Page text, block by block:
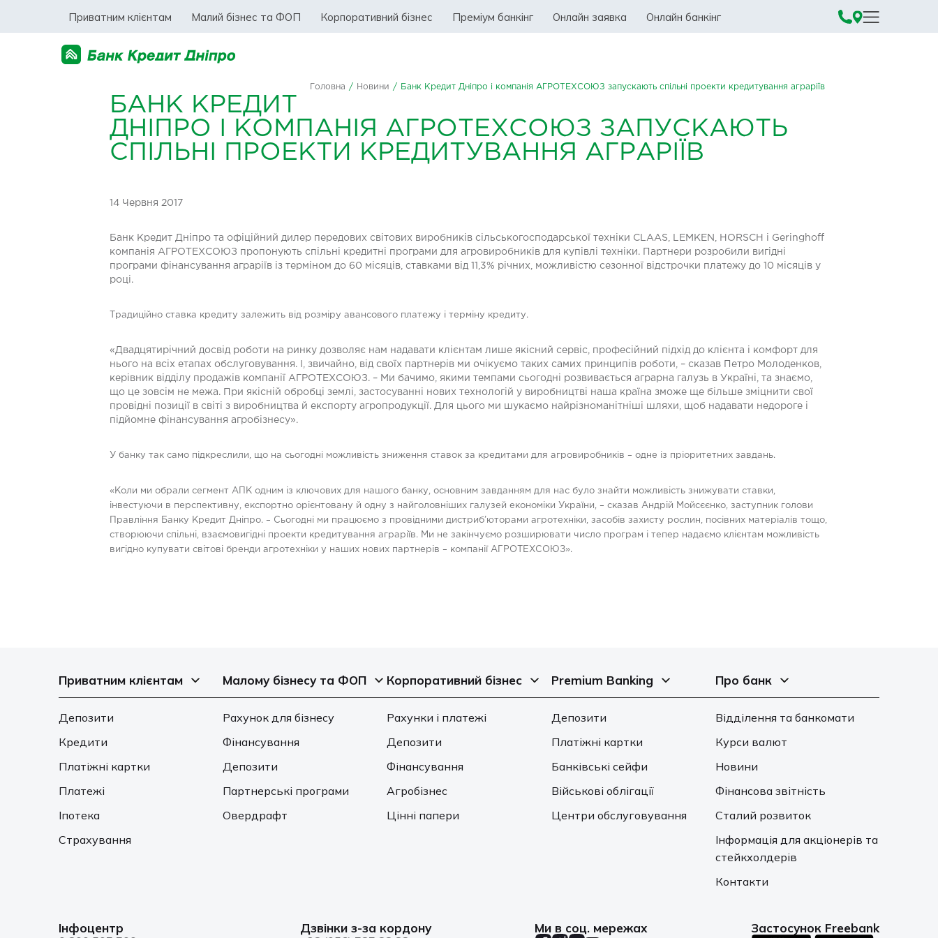
Приватним клієнтам Малий бізнес та ФОП Корпоративний бізнес Преміум банкінг Онлайн заявка Онлайн банкінг
Головна / Новини / Банк Кредит Дніпро і компанія АГРОТЕХСОЮЗ запускають спільні проекти кредитування аграріїв
БАНК КРЕДИТ
ДНІПРО І КОМПАНІЯ АГРОТЕХСОЮЗ ЗАПУСКАЮТЬ
СПІЛЬНІ ПРОЕКТИ КРЕДИТУВАННЯ АГРАРІЇВ
14 Червня 2017
Банк Кредит Дніпро та офіційний дилер передових світових виробників сільськогосподарської техніки CLAAS, LEMKEN, HORSCH і Geringhoff
компанія АГРОТЕХСОЮЗ пропонують спільні кредитні програми для агровиробників для купівлі техніки. Партнери розробили вигідні
програми фінансування аграріїв із терміном до 60 місяців, ставками від 11,3% річних, можливістю сезонної відстрочки платежу до 10 місяців у
році.
Традиційно ставка кредиту залежить від розміру авансового платежу і терміну кредиту.
«Двадцятирічний досвід роботи на ринку дозволяє нам надавати клієнтам лише якісний сервіс, професійний підхід до клієнта і комфорт для
нього на всіх етапах обслуговування. І, звичайно, від своїх партнерів ми очікуємо таких самих принципів роботи, – сказав Петро Молоденков,
керівник відділу продажів компанії АГРОТЕХСОЮЗ. – Ми бачимо, якими темпами сьогодні розвивається аграрна галузь в Україні, та знаємо,
що це зовсім не межа. При якісній обробці землі, застосуванні нових технологій у виробництві наша країна зможе ще більше зміцнити свої
провідні позиції в світі з виробництва й експорту агропродукції. Для цього ми шукаємо найрізноманітніші шляхи, щоб надавати недороге і
підйомне фінансування агробізнесу».
У банку так само підкреслили, що на сьогодні можливість зниження ставок за кредитами для агровиробників – одне із пріоритетних завдань.
«Коли ми обрали сегмент АПК одним із ключових для нашого банку, основним завданням для нас було знайти можливість знижувати ставки,
інвестуючи в перспективну, експортно орієнтовану й одну з найголовніших галузей економіки України, – сказав Андрій Мойсєєнко, заступник голови
Правління Банку Кредит Дніпро. – Сьогодні ми працюємо з провідними дистриб’юторами агротехніки, засобів захисту рослин, посівних матеріалів тощо,
створюючи спільні, взаємовигідні проекти кредитування аграріїв. Ми не закінчуємо розширювати число програм і тепер надаємо клієнтам можливість
вигідно купувати світові бренди агротехніки у наших нових партнерів – компанії АГРОТЕХСОЮЗ».
Приватним клієнтам
Депозити
Кредити
Платіжні картки
Платежі
Іпотека
Страхування
Малому бізнесу та ФОП
Рахунок для бізнесу
Фінансування
Депозити
Партнерські програми
Овердрафт
Корпоративний бізнес
Рахунки і платежі
Депозити
Фінансування
Агробізнес
Цінні папери
Premium Banking
Депозити
Платіжні картки
Банківські сейфи
Військові облігації
Центри обслуговування
Про банк
Відділення та банкомати
Курси валют
Новини
Фінансова звітність
Сталий розвиток
Інформація для акціонерів та
стейкхолдерів
Контакти
Інфоцентр Дзвінки з-за кордону Ми в соц. мережах Застосунок Freebank